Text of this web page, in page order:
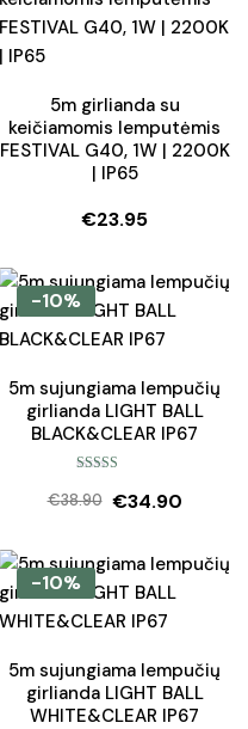
5m girlianda su
keičiamomis lemputėmis
FESTIVAL G40, 1W | 2200K
| IP65
€23.95
-10%
5m sujungiama lempučių
girlianda LIGHT BALL
BLACK&CLEAR IP67
5.00iš 5
€38.90
Original
was:
€38.90.
€34.90
Current
is:
€34.90.
-10%
5m sujungiama lempučių
girlianda LIGHT BALL
WHITE&CLEAR IP67